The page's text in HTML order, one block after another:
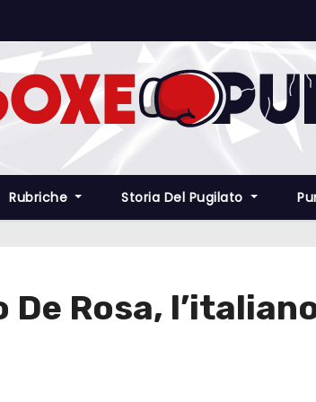
Rubriche Storia Del Pugilato
Rosa,